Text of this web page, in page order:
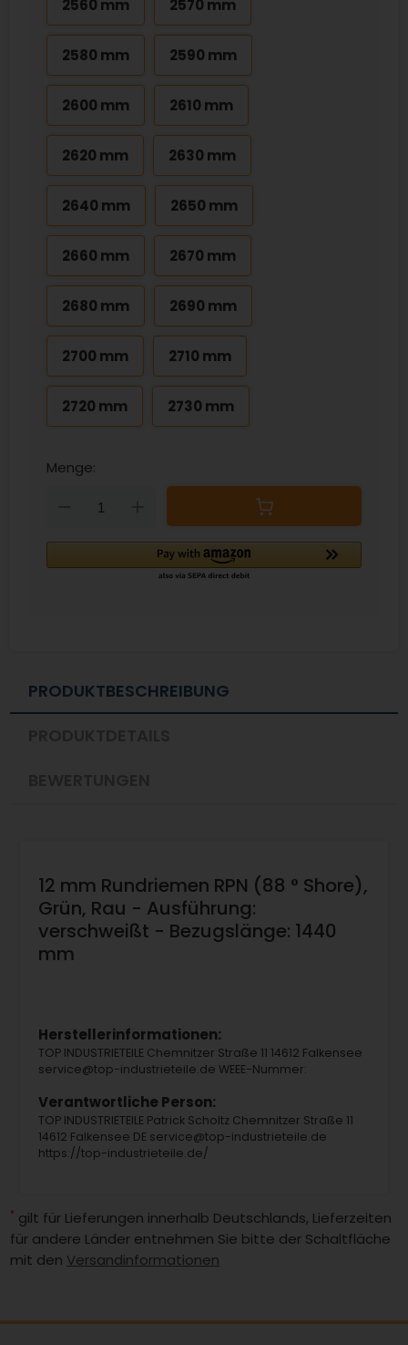
2560 mm 2570 mm
2580 mm 2590 mm
2600 mm 2610 mm
2620 mm 2630 mm
2640 mm 2650 mm
2660 mm 2670 mm
2680 mm 2690 mm
2700 mm 2710 mm
2720 mm 2730 mm
Menge:
Down
PRODUKTBESCHREIBUNG
12 mm Rundriemen RPN (88 ° Shore),
Grün, Rau - Ausführung:
verschweißt - Bezugslänge: 1440
mm
Herstellerinformationen:
TOP INDUSTRIETEILE Chemnitzer Straße 11 14612 Falkensee
service@top-industrieteile.de WEEE-Nummer:
Verantwortliche Person:
TOP INDUSTRIETEILE Patrick Scholtz Chemnitzer Straße 11
14612 Falkensee DE service@top-industrieteile.de
https://top-industrieteile.de/
* gilt für Lieferungen innerhalb Deutschlands, Lieferzeiten
für andere Länder entnehmen Sie bitte der Schaltfläche
mit den Versandinformationen